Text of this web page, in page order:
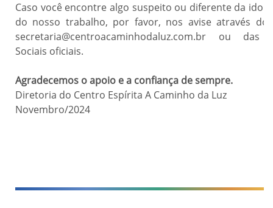
Caso você encontre algo suspeito ou diferente da
do nosso trabalho, por favor, nos avise através do
secretaria@centroacaminhodaluz.com.br ou das
Sociais oficiais.
Agradecemos o apoio e a confiança de sempre.
Diretoria do Centro Espírita A Caminho da Luz
Novembro/2024